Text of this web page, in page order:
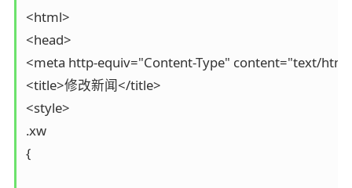
<html>
<head>
<meta http-equiv="Content-Type" content="text/
<title>修改新闻</title>
<style>
.xw
{